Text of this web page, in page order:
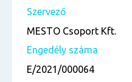
Szervező
MESTO Csoport Kft.
Engedély száma
E/2021/000064